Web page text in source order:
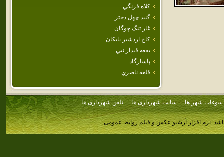
كلاه فرنگي
گنبد چهل‌ دختر
غار تنگ چوگان
كاخ اردشير بابكان
بقعه قيدار نبي
پاسارگاد
قلعه ناصري
سوغات شهر ها سایت شهرداری ها تلفن شهرداری ها
نرم افزار آرشیو عکس و فیلم روابط عمومی